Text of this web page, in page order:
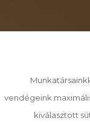
vendégeink
kiválasztott